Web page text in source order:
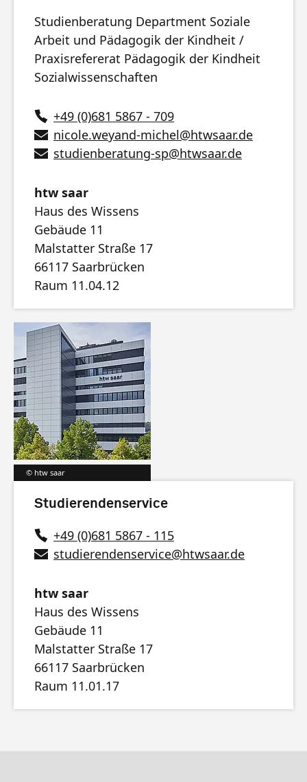
Studienberatung Department Soziale
Arbeit und Pädagogik der Kindheit /
Praxisrefererat Pädagogik der Kindheit
Sozialwissenschaften
+49 (0)681 5867 - 709
nicole.weyand-michel@htwsaar.de
studienberatung-sp@htwsaar.de
htw saar
Haus des Wissens
Gebäude 11
Malstatter Straße 17
66117 Saarbrücken
Raum 11.04.12
htw saar
Studierendenservice
+49 (0)681 5867 - 115
studierendenservice@htwsaar.de
htw saar
Haus des Wissens
Gebäude 11
Malstatter Straße 17
66117 Saarbrücken
Raum 11.01.17